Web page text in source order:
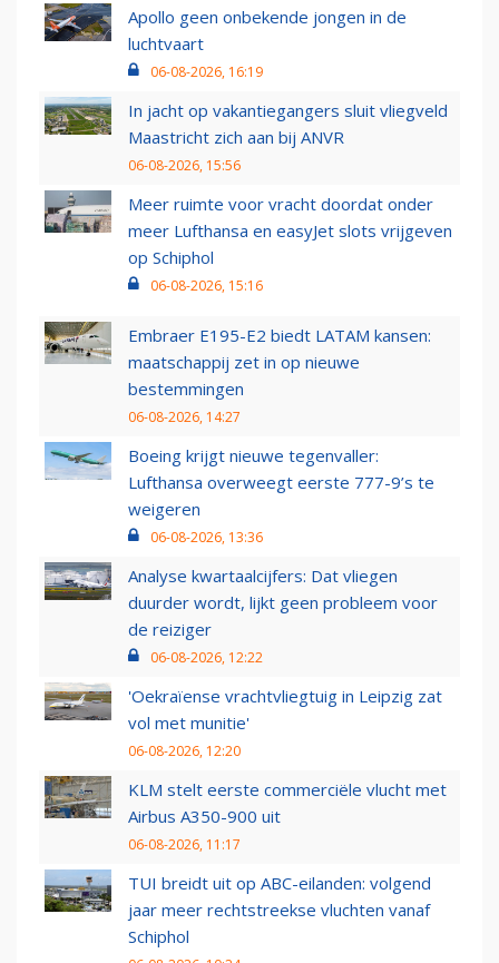
Apollo geen onbekende jongen in de
luchtvaart
06-08-2026, 16:19
In jacht op vakantiegangers sluit vliegveld
Maastricht zich aan bij ANVR
06-08-2026, 15:56
Meer ruimte voor vracht doordat onder
meer Lufthansa en easyJet slots vrijgeven
op Schiphol
06-08-2026, 15:16
Embraer E195-E2 biedt LATAM kansen:
maatschappij zet in op nieuwe
bestemmingen
06-08-2026, 14:27
Boeing krijgt nieuwe tegenvaller:
Lufthansa overweegt eerste 777-9’s te
weigeren
06-08-2026, 13:36
Analyse kwartaalcijfers: Dat vliegen
duurder wordt, lijkt geen probleem voor
de reiziger
06-08-2026, 12:22
'Oekraïense vrachtvliegtuig in Leipzig zat
vol met munitie'
06-08-2026, 12:20
KLM stelt eerste commerciële vlucht met
Airbus A350-900 uit
06-08-2026, 11:17
TUI breidt uit op ABC-eilanden: volgend
jaar meer rechtstreekse vluchten vanaf
Schiphol